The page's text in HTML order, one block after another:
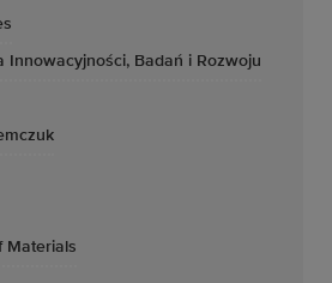
Innowacyjności, Badań i Rozwoju
Materials